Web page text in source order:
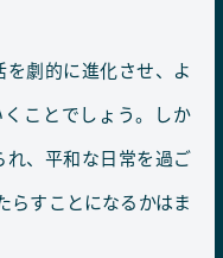
劇的に進化させ、よ
ことでしょう。しか
れ、平和な日常を過ご
らすことになるかはま